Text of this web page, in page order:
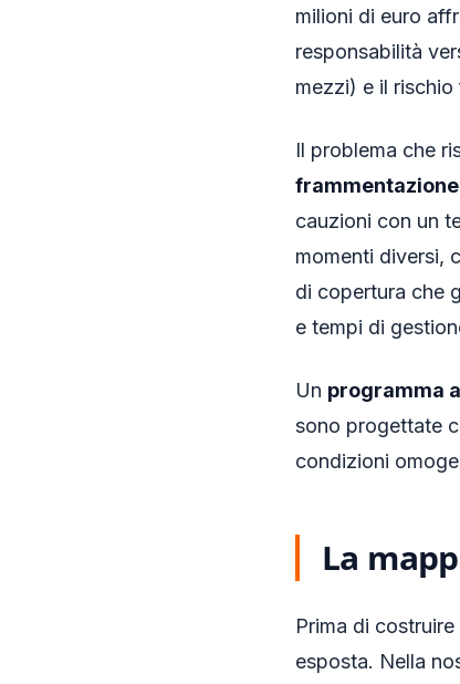
milioni di euro
responsabilità
mezzi) e il
Il problema che
frammentazione
cauzioni con un
momenti diversi,
di copertura che
e tempi di
Un programma
sono progettate
condizioni
La
Prima di
esposta. Nella